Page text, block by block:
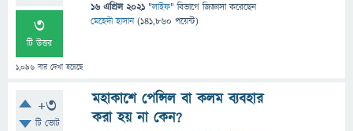
3
টি উত্তর
1,096 বার দেখা হয়েছে
16 এপ্রিল 2021 "লাইফ" বিভাগে জিজ্ঞাসাকরেছেন
মেহেদী হাসান (141,860 পয়েন্ট)
+3
টি ভোট
মহাকাশে পেন্সিল বা কলম ব্যবহার
করা হয় না কেন?